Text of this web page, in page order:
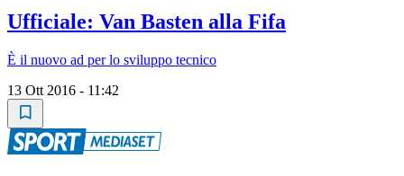
Ufficiale: Van Basten alla Fifa
È il nuovo ad per lo sviluppo tecnico
13 Ott 2016 - 11:42